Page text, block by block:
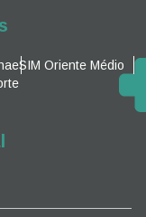
eSIM Oriente Médio